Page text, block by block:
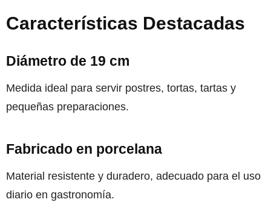
Características Destacadas
Diámetro de 19 cm
Medida ideal para servir postres, tortas, tartas y
pequeñas preparaciones.
Fabricado en porcelana
Material resistente y duradero, adecuado para el uso
diario en gastronomía.